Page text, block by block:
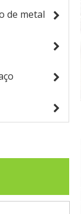
de metal